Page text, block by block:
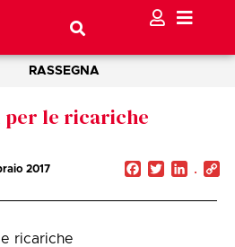
RASSEGNA
per le ricariche
2017 Facebook
Twitter
ricariche